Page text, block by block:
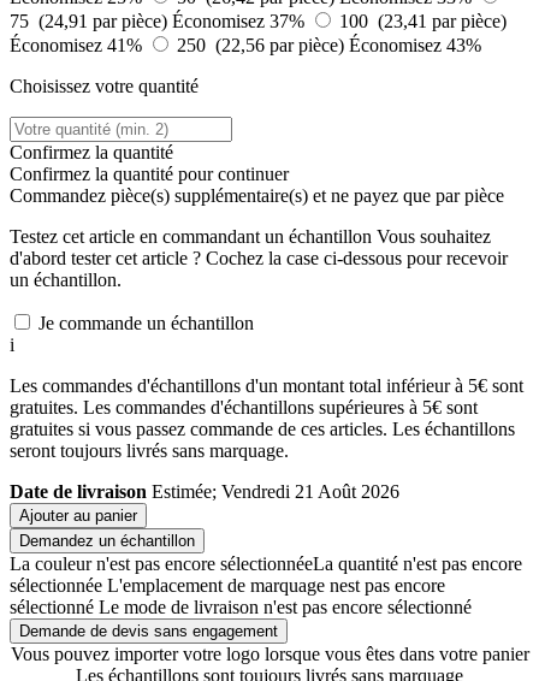
75 (24,91 par pièce) Économisez 37%
100 (23,41 par pièce)
Économisez 41%
250 (22,56 par pièce) Économisez 43%
Choisissez votre quantité
Confirmez la quantité
Confirmez la quantité pour continuer
Commandez pièce(s) supplémentaire(s) et ne payez que par pièce
Testez cet article en commandant un échantillon Vous souhaitez
d'abord tester cet article ? Cochez la case ci-dessous pour recevoir
un échantillon.
Je commande un échantillon
i
Les commandes d'échantillons d'un montant total inférieur à 5€ sont
gratuites. Les commandes d'échantillons supérieures à 5€ sont
gratuites si vous passez commande de ces articles. Les échantillons
seront toujours livrés sans marquage.
Date de livraison Estimée; Vendredi 21 Août 2026
Ajouter au panier
Demandez un échantillon
La couleur n'est pas encore sélectionnéeLa quantité n'est pas encore
sélectionnée L'emplacement de marquage nest pas encore
sélectionné Le mode de livraison n'est pas encore sélectionné
Demande de devis sans engagement
Vous pouvez importer votre logo lorsque vous êtes dans votre panier
Les échantillons sont toujours livrés sans marquage